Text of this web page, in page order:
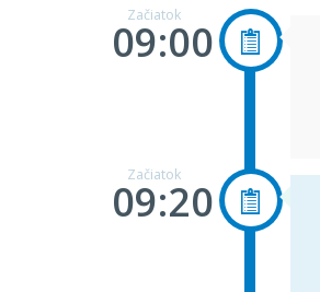
Začiatok
09:00
Začiatok
09:20